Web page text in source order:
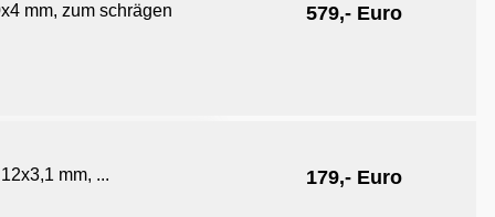
mm, zum schrägen 579,- Euro
mm, ... 179,- Euro